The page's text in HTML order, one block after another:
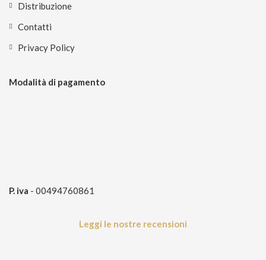
Distribuzione
Contatti
Privacy Policy
Modalità di pagamento
P. iva - 00494760861
Leggi le nostre recensioni